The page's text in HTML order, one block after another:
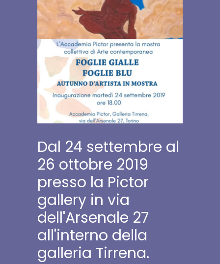
Dal 24 settembre al
26 ottobre 2019
presso la Pictor
gallery in via
dell'Arsenale 27
all'interno della
galleria Tirrena.